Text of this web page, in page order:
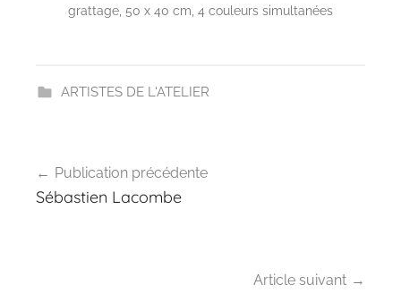
grattage, 50 x 40 cm, 4 couleurs simultanées
ARTISTES DE L'ATELIER
de
Publication précédente
Sébastien Lacombe
Article suivant